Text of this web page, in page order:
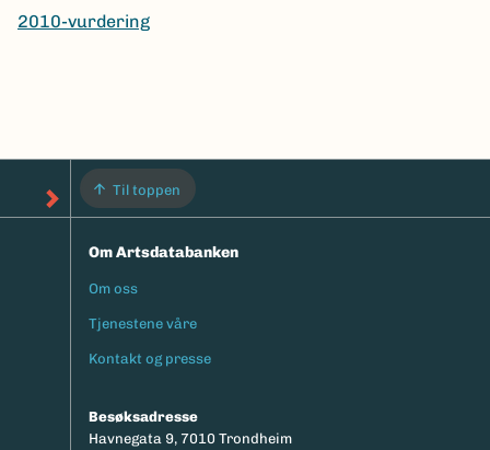
2010-vurdering
Til toppen
Om Artsdatabanken
Footermeny
Om oss
Tjenestene våre
Kontakt og presse
Besøksadresse
Havnegata 9, 7010 Trondheim